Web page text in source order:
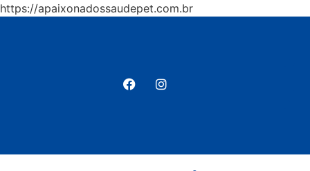
https://apaixonadossaudepet.com.br